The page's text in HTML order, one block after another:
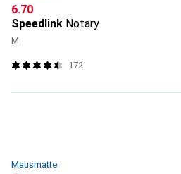
CHF
6.70
Speedlink Notary
M
172
Mausmatte